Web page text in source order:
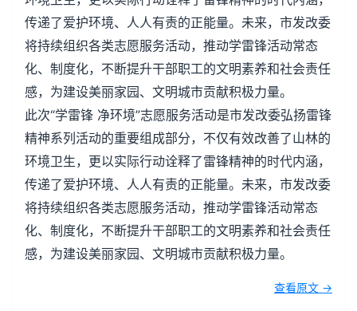
传递了爱护环境、人人有责的正能量。未来，市发改委
将持续组织各类志愿服务活动，推动学雷锋活动常态
化、制度化，不断提升干部职工的文明素养和社会责任
感，为建设美丽家园、文明城市贡献积极力量。
此次“学雷锋 净环境”志愿服务活动是市发改委弘扬雷锋
精神系列活动的重要组成部分，不仅有效改善了山林的
环境卫生，更以实际行动诠释了雷锋精神的时代内涵，
传递了爱护环境、人人有责的正能量。未来，市发改委
将持续组织各类志愿服务活动，推动学雷锋活动常态
化、制度化，不断提升干部职工的文明素养和社会责任
感，为建设美丽家园、文明城市贡献积极力量。
查看原文 →